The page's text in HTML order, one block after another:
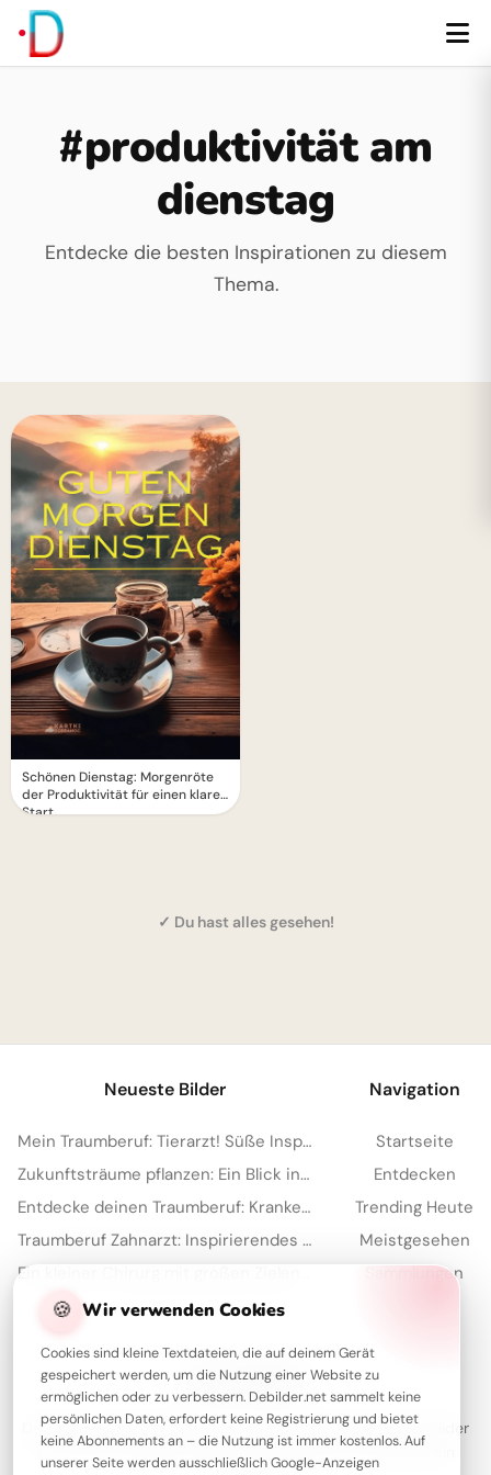
#produktivität am
dienstag
Entdecke die besten Inspirationen zu diesem
Thema.
Schönen Dienstag: Morgenröte
der Produktivität für einen klaren
Start
✓ Du hast alles gesehen!
🍪 Wir verwenden Cookies
Cookies sind kleine Textdateien, die auf deinem Gerät
gespeichert werden, um die Nutzung einer Website zu
ermöglichen oder zu verbessern. Debilder.net sammelt keine
persönlichen Daten, erfordert keine Registrierung und bietet
keine Abonnements an – die Nutzung ist immer kostenlos. Auf
unserer Seite werden ausschließlich Google-Anzeigen
Neueste Bilder
Mein Traumberuf: Tierarzt! Süße Inspiration für Kinder auf TikTok.
Zukunftsträume pflanzen: Ein Blick in den Apothekerberuf für Instagram
Entdecke deinen Traumberuf: Krankenpfleger-Inspiration für Instagram!
Traumberuf Zahnarzt: Inspirierendes Bild für WhatsApp-Schüler zum Start
Navigation
Startseite
Entdecken
Trending Heute
Meistgesehen
Sammlungen
Über Debilder
Debilder ist deine Plattform für die schönsten Grüße und Bilder
zum Teilen. Entdecke unsere Sammlung und verschenke ein